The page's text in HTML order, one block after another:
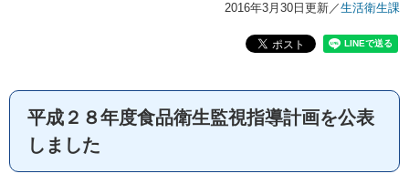
2016年3月30日更新／生活衛生課
平成２８年度食品衛生監視指導計画を公表
しました